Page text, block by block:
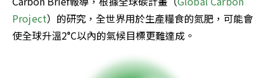
Project）的研究，全世界用於生產糧食的氮肥，可能會
使全球升溫2°C以內的氣候目標更難達成。